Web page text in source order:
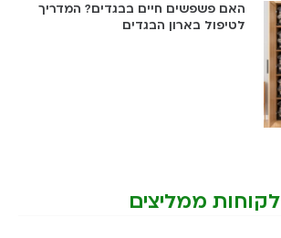
האם פשפשים חיים בבגדים? המדריך
לטיפול בארון הבגדים
לקוחות ממליצים